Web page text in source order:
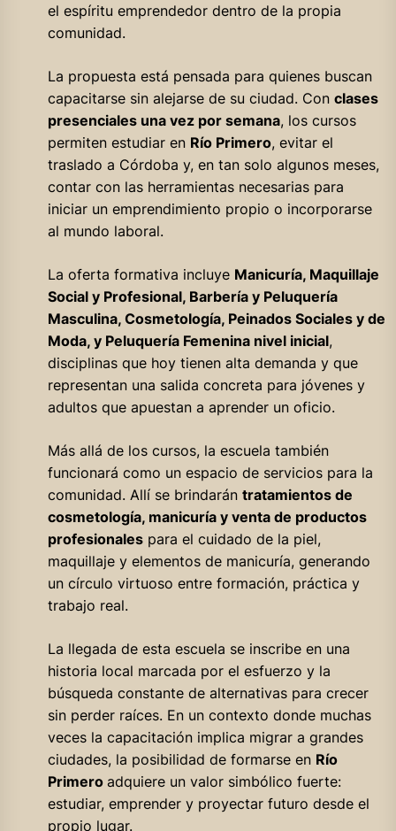
el espíritu emprendedor dentro de la propia
comunidad.
La propuesta está pensada para quienes buscan
capacitarse sin alejarse de su ciudad. Con clases
presenciales una vez por semana, los cursos
permiten estudiar en Río Primero, evitar el
traslado a Córdoba y, en tan solo algunos meses,
contar con las herramientas necesarias para
iniciar un emprendimiento propio o incorporarse
al mundo laboral.
La oferta formativa incluye Manicuría, Maquillaje
Social y Profesional, Barbería y Peluquería
Masculina, Cosmetología, Peinados Sociales y de
Moda, y Peluquería Femenina nivel inicial,
disciplinas que hoy tienen alta demanda y que
representan una salida concreta para jóvenes y
adultos que apuestan a aprender un oficio.
Más allá de los cursos, la escuela también
funcionará como un espacio de servicios para la
comunidad. Allí se brindarán tratamientos de
cosmetología, manicuría y venta de productos
profesionalespara el cuidado de la piel,
maquillaje y elementos de manicuría, generando
un círculo virtuoso entre formación, práctica y
trabajo real.
La llegada de esta escuela se inscribe en una
historia local marcada por el esfuerzo y la
búsqueda constante de alternativas para crecer
sin perder raíces. En un contexto donde muchas
veces la capacitación implica migrar a grandes
ciudades, la posibilidad de formarse en Río
Primero adquiere un valor simbólico fuerte:
estudiar, emprender y proyectar futuro desde el
propio lugar.